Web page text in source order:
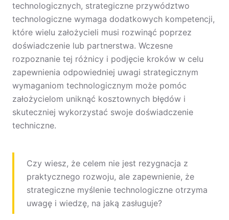
technologicznych, strategiczne przywództwo
technologiczne wymaga dodatkowych kompetencji,
które wielu założycieli musi rozwinąć poprzez
doświadczenie lub partnerstwa. Wczesne
rozpoznanie tej różnicy i podjęcie kroków w celu
zapewnienia odpowiedniej uwagi strategicznym
wymaganiom technologicznym może pomóc
założycielom uniknąć kosztownych błędów i
skuteczniej wykorzystać swoje doświadczenie
techniczne.
Czy wiesz, że celem nie jest rezygnacja z
praktycznego rozwoju, ale zapewnienie, że
strategiczne myślenie technologiczne otrzyma
uwagę i wiedzę, na jaką zasługuje?